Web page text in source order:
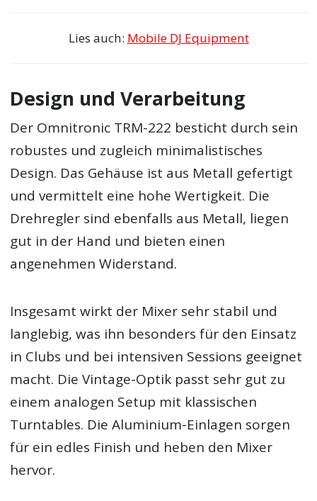
Lies auch: Mobile DJ Equipment
Design und Verarbeitung
Der Omnitronic TRM-222 besticht durch sein
robustes und zugleich minimalistisches
Design. Das Gehäuse ist aus Metall gefertigt
und vermittelt eine hohe Wertigkeit. Die
Drehregler sind ebenfalls aus Metall, liegen
gut in der Hand und bieten einen
angenehmen Widerstand.
Insgesamt wirkt der Mixer sehr stabil und
langlebig, was ihn besonders für den Einsatz
in Clubs und bei intensiven Sessions geeignet
macht. Die Vintage-Optik passt sehr gut zu
einem analogen Setup mit klassischen
Turntables. Die Aluminium-Einlagen sorgen
für ein edles Finish und heben den Mixer
hervor.